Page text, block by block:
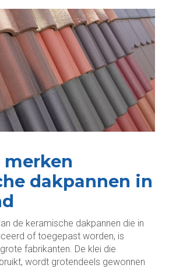
merken
dakpannen in
de keramische dakpannen die in
of toegepast worden, is
fabrikanten. De klei die
wordt grotendeels gewonnen